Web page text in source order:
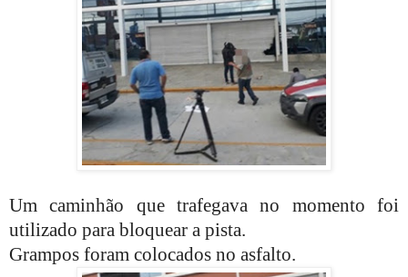
Um caminhão que trafegava no momento foi
utilizado para bloquear a pista.
Grampos foram colocados no asfalto.